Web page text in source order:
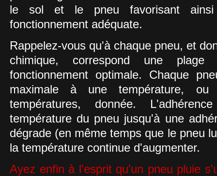
le sol et le pneu favorisant ainsi
fonctionnement adéquate.
Rappelez-vous qu'à chaque pneu, et
chimique, correspond une
fonctionnement optimale. Chaque
maximale à une température,
températures, donnée.
température du pneu jusqu'à une
dégrade (en même temps que le pneu
la température continue d'augmenter.
Ayez enfin à l'esprit qu'un pneu pluie